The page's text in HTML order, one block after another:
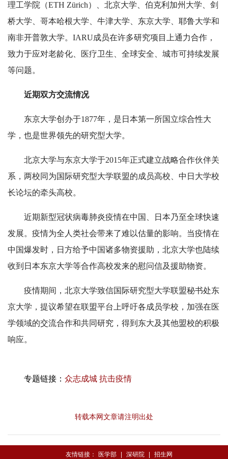
理工学院（ETH Zürich）、北京大学、伯克利加州大学、剑
桥大学、哥本哈根大学、牛津大学、东京大学、耶鲁大学和
南非开普敦大学。IARU成员在许多研究项目上通力合作，
致力于应对老龄化、医疗卫生、全球安全、城市可持续发展
等问题。
近期双方交流情况
东京大学创办于1877年，是日本第一所国立综合性大
学，也是世界领先的研究型大学。
北京大学与东京大学于2015年正式建立战略合作伙伴关
系，两校同为国际研究型大学联盟的成员高校、中日大学校
长论坛的牵头高校。
近期新型冠状病毒肺炎疫情在中国、日本乃至全球快速
发展。疫情为全人类社会带来了难以估量的影响。当疫情在
中国爆发时，日方给予中国诸多物资援助，北京大学也陆续
收到日本东京大学等合作高校发来的慰问信及援助物资。
疫情期间，北京大学致信国际研究型大学联盟秘书处东
京大学，提议希望在联盟平台上呼吁各成员学校，加强在医
学领域的交流合作和共同研究，得到东大及其他盟校的积极
响应。
专题链接： 众志成城 抗击疫情
转载本网文章请注明出处
友情链接： 医学部 深研院 招生网